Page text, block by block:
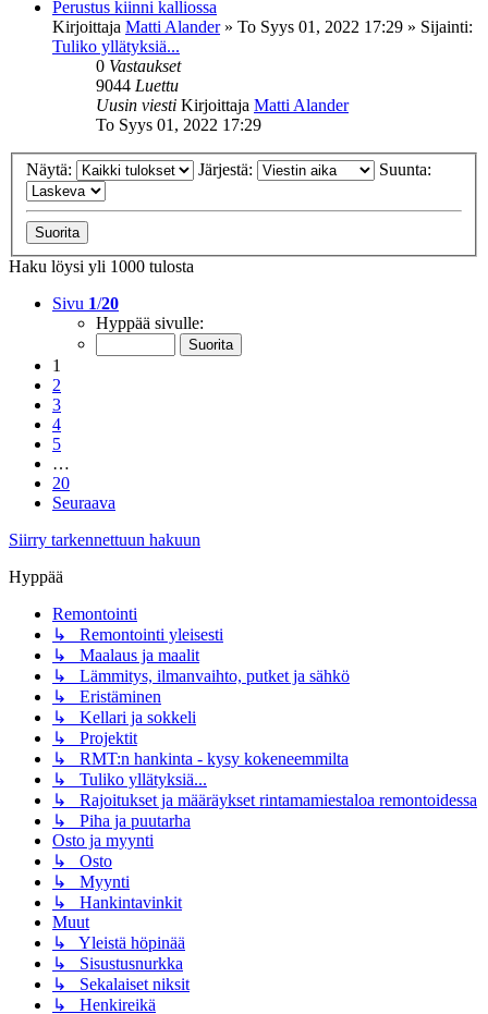
Perustus kiinni kalliossa
Kirjoittaja Matti Alander» To Syys 01, 2022 17:29 » Sijainti:
Tuliko yllätyksiä...
0 Vastaukset
9044 Luettu
Uusin viesti Kirjoittaja Matti Alander
To Syys 01, 2022 17:29
Näytä: Järjestä: Suunta:
Haku löysi yli 1000 tulosta
Sivu 1/20
Hyppää sivulle:
1
2
3
4
5
…
20
Seuraava
Siirry tarkennettuun hakuun
Hyppää
Remontointi
↳ Remontointi yleisesti
↳ Maalaus ja maalit
↳ Lämmitys, ilmanvaihto, putket ja sähkö
↳ Eristäminen
↳ Kellari ja sokkeli
↳ Projektit
↳ RMT:n hankinta - kysy kokeneemmilta
↳ Tuliko yllätyksiä...
↳ Rajoitukset ja määräykset rintamamiestaloa remontoidessa
↳ Piha ja puutarha
Osto ja myynti
↳ Osto
↳ Myynti
↳ Hankintavinkit
Muut
↳ Yleistä höpinää
↳ Sisustusnurkka
↳ Sekalaiset niksit
↳ Henkireikä